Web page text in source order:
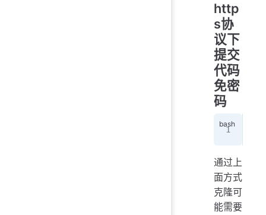
http
s协
议下
提交
代码
免密
码
通过上
面方式
克隆可
能需要